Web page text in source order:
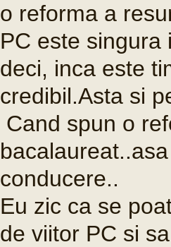
o reforma a
PC este singura
deci, inca este
credibil.Asta si
Cand spun o
conducere..
Eu zic ca se
de viitor PC si